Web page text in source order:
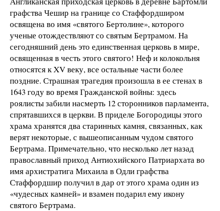
графства Чешир на границе со Стаффордширом
освящена во имя «святого Бертолине», которого
ученые отождествляют со святым Бертрамом. На
сегодняшний день это единственная церковь в мире,
освященная в честь этого святого! Неф и колокольня
относятся к XV веку, все остальные части более
поздние. Страшная трагедия произошла в ее стенах в
1643 году во время Гражданской войны: здесь
роялисты забили насмерть 12 сторонников парламента,
спрятавшихся в церкви. В приделе Богородицы этого
храма хранятся два старинных камня, связанных, как
верят некоторые, с вышеописанным чудом святого
Бертрама. Примечательно, что несколько лет назад
православный приход Антиохийского Патриархата во
имя архистратига Михаила в Одли графства
Стаффордшир получил в дар от этого храма один из
«чудесных камней» и взамен подарил ему икону
святого Бертрама.